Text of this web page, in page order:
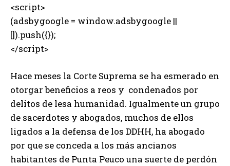
<script>
(adsbygoogle = window.adsbygoogle ||
[]).push({});
</script>
Hace meses la Corte Suprema se ha esmerado en
otorgar beneficios a reos y condenados por
delitos de lesa humanidad. Igualmente un grupo
de sacerdotes y abogados, muchos de ellos
ligados a la defensa de los DDHH, ha abogado
por que se conceda a los más ancianos
habitantes de Punta Peuco una suerte de perdón